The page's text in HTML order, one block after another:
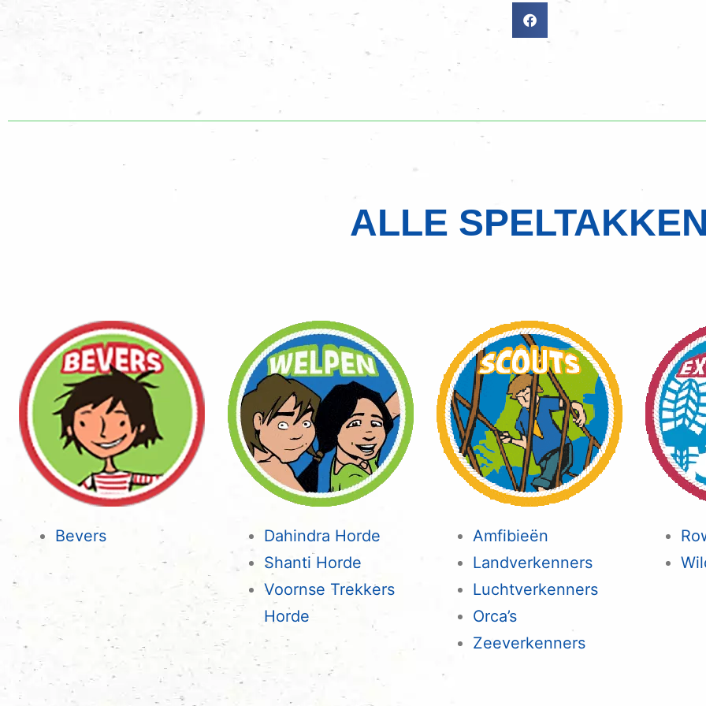
ALLE
Bevers
Dahindra Horde
Shanti Horde
Voornse Trekkers
Horde
Amfibieën
Landverkenners
Luchtverkenners
Orca’s
Zeeverkenners